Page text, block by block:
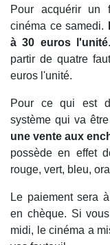
Pour acquérir un
cinéma ce samedi.
à 30 euros l'unité
partir de quatre
euros l'unité.
Pour ce qui est
système qui va
une vente aux
possède en effet
rouge, vert, bleu,
Le paiement sera
en chèque. Si
midi, le cinéma a